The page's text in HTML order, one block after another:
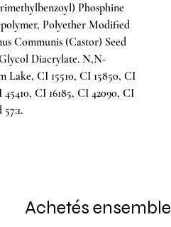
Phosphine
Polyether Modified
Communis (Castor) Seed
Diacrylate. N,N-
CI 15510, CI 15850, CI
CI 16185, CI 42090, CI
Achetés ensemble